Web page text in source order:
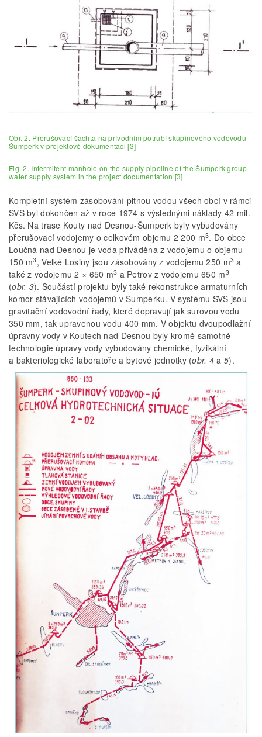
Obr. 2. Přerušovací šachta na přívodním potrubí skupinového vodovodu
Šumperk v projektové dokumentaci [3]
Fig. 2. Intermitent manhole on the supply pipeline of the Šumperk group
water supply system in the project documentation [3]
Kompletní systém zásobování pitnou vodou všech obcí v rámci
SVŠ byl dokončen až v roce 1974 s výslednými náklady 42 mil.
Kčs. Na trase Kouty nad Desnou-Šumperk byly vybudovány
přerušovací vodojemy o celkovém objemu 2 200 m3. Do obce
Loučná nad Desnou je voda přiváděna z vodojemu o objemu
150 m3, Velké Losiny jsou zásobovány z vodojemu 250 m3 a
také z vodojemu 2 × 650 m3 a Petrov z vodojemu 650 m3
(obr. 3). Součástí projektu byly také rekonstrukce armaturních
komor stávajících vodojemů v Šumperku. V systému SVŠ jsou
gravitační vodovodní řady, které dopravují jak surovou vodu
350 mm, tak upravenou vodu 400 mm. V objektu dvoupodlažní
úpravny vody v Koutech nad Desnou byly kromě samotné
technologie úpravy vody vybudovány chemické, fyzikální
a bakteriologické laboratoře a bytové jednotky (obr. 4 a 5).